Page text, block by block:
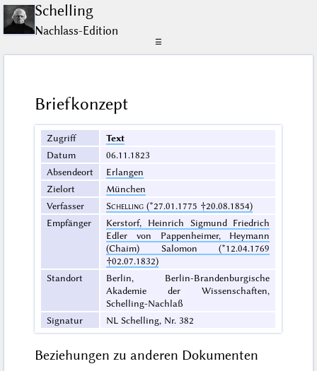
Schelling
Nachlass-Edition
☰
Briefkonzept
Zugriff
Text
Datum
06.11.1823
Absendeort
Erlangen
Zielort
München
Verfasser
Schelling (*27.01.1775 †20.08.1854)
Empfänger
Kerstorf, Heinrich Sigmund Friedrich
Edler von Pappenheimer, Heymann
(Chaim) Salomon (*12.04.1769
†02.07.1832)
Standort
Berlin, Berlin-Brandenburgische
Akademie der Wissenschaften,
Schelling-Nachlaß
Signatur
NL Schelling, Nr. 382
Beziehungen zu anderen Dokumenten